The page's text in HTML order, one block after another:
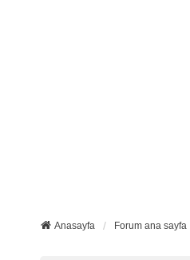
Anasayfa Forum ana sayfa